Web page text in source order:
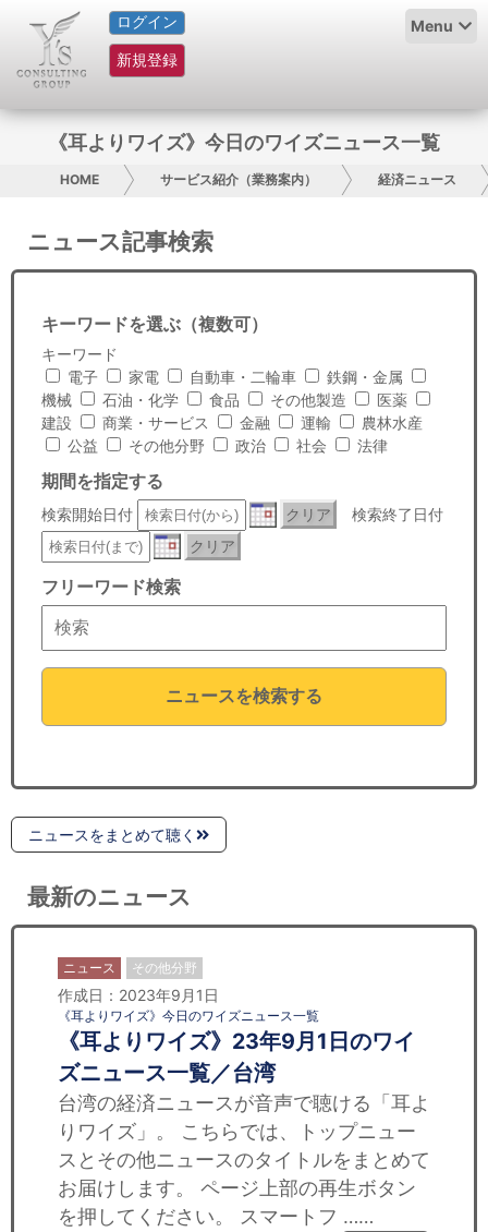
ログイン
新規登録
Menu
HOME
サービス紹介
グループ概要
採用情報
日本人にPR
コンサルティング
リサーチ
セミナー
経済ニュース
労務顧問
ＩＴ
《耳よりワイズ》今日のワイズニュース一覧
HOME サービス紹介（業務案内） 経済ニュース
ニュース記事検索
キーワードを選ぶ（複数可）
キーワード
電子
家電 自動車・二輪車
鉄鋼・金属
機械
石油・化学 食品 その他製造
医薬
建設
商業・サービス 金融 運輸
農林水産
公益
その他分野 政治 社会 法律
期間を指定する
検索開始日付 クリア
検索終了日付
クリア
フリーワード検索
ニュースを検索する
ニュースをまとめて聴く
最新のニュース
ニュース その他分野
作成日：2023年9月1日
《耳よりワイズ》今日のワイズニュース一覧
《耳よりワイズ》23年9月1日のワイ
ズニュース一覧／台湾
台湾の経済ニュースが音声で聴ける「耳よ
りワイズ」。 こちらでは、トップニュー
スとその他ニュースのタイトルをまとめて
お届けします。 ページ上部の再生ボタン
を押してください。 スマートフ ……